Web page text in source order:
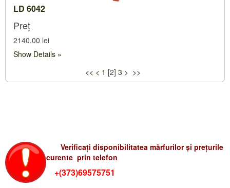
LD 6042
Preț
2140.00 lei
Show Details
<< < 1 [2] 3 > >>
Verificați disponibilitatea mărfurilor și prețurile
curente prin telefon
+(373)69575751